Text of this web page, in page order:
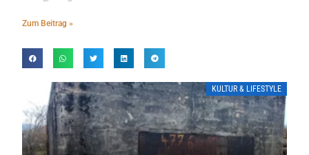
Zum Beitrag »
KULTUR & LIFESTYLE